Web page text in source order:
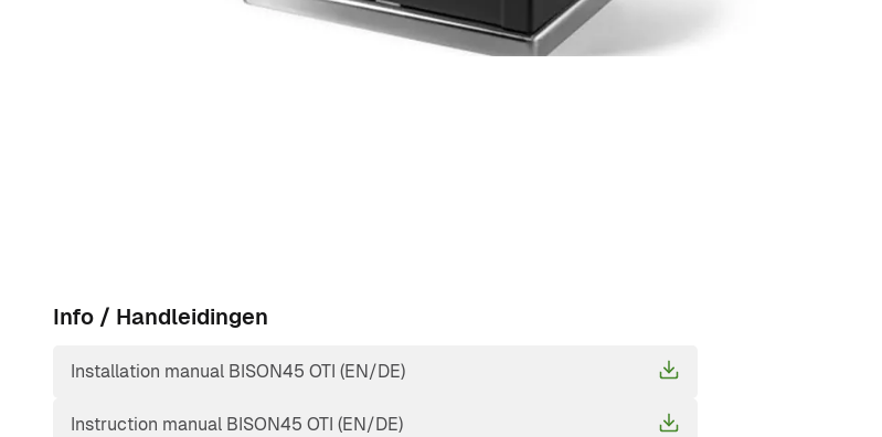
Info / Handleidingen
Installation manual BISON45 OTI (EN/DE)
Instruction manual BISON45 OTI (EN/DE)